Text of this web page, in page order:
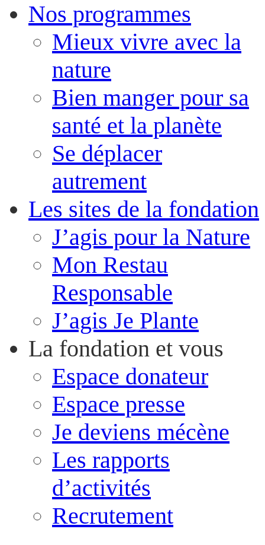
Nos programmes
Mieux vivre avec la
nature
Bien manger pour sa
santé et la planète
Se déplacer
autrement
Les sites de la fondation
J’agis pour la Nature
Mon Restau
Responsable
J’agis Je Plante
La fondation et vous
Espace donateur
Espace presse
Je deviens mécène
Les rapports
d’activités
Recrutement